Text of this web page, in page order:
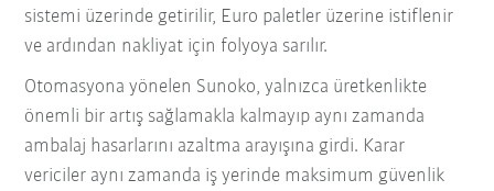
sistemi üzerinde getirilir, Euro paletler üzerine istiflenir
ve ardından nakliyat için folyoya sarılır.
Otomasyona yönelen Sunoko, yalnızca üretkenlikte
önemli bir artış sağlamakla kalmayıp aynı zamanda
ambalaj hasarlarını azaltma arayışına girdi. Karar
vericiler aynı zamanda iş yerinde maksimum güvenlik